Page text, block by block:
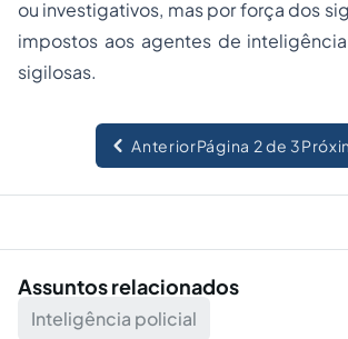
ou investigativos, mas por força dos
impostos aos agentes de
sigilosas.
AnteriorPágina 2 de 3
Assuntos relacionados
Inteligência policial